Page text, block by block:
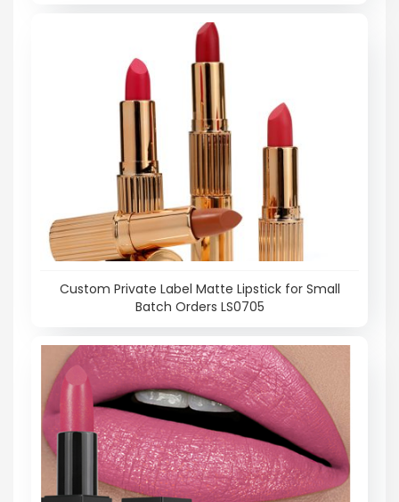
Custom Private Label Matte Lipstick for Small
Batch Orders LS0705